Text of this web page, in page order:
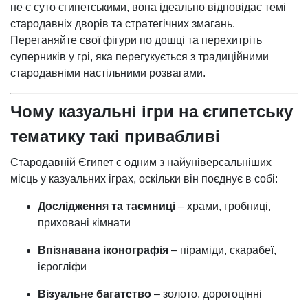
не є суто єгипетськими, вона ідеально відповідає темі
стародавніх дворів та стратегічних змагань.
Переганяйте свої фігури по дошці та перехитріть
суперників у грі, яка перегукується з традиційними
стародавніми настільними розвагами.
Чому казуальні ігри на єгипетську
тематику такі привабливі
Стародавній Єгипет є одним з найуніверсальніших
місць у казуальних іграх, оскільки він поєднує в собі:
Дослідження та таємниці – храми, гробниці,
приховані кімнати
Впізнавана іконографія – піраміди, скарабеї,
ієрогліфи
Візуальне багатство – золото, дорогоцінні